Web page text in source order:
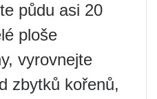
půdu asi 20
ploše
vyrovnejte
zbytků kořenů,